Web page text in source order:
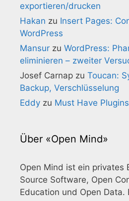
exportieren/drucken
Hakan zu Insert Pages:
WordPress
Mansur zu WordPress:
eliminieren – zweiter
Josef Carnap zu Toucan:
Backup, Verschlüsselung
Eddy zu Must Have
Über «Open Mind»
Open Mind ist ein privates
Source Software, Open
Education und Open